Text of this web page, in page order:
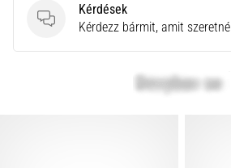
Kérdések
Kérdések
Kérdezz bármit, amit szeretnél